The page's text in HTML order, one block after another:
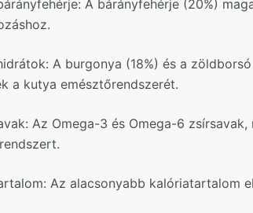
A bárányfehérje (20%)
A burgonya (18%) és a
a kutya emésztőrendszerét.
Az Omega-3 és Omega-6
Az alacsonyabb kalóriatartalom